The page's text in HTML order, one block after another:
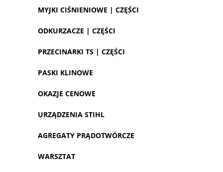
MYJKI CIŚNIENIOWE | CZĘŚCI
ODKURZACZE | CZĘŚCI
PRZECINARKI TS | CZĘŚCI
PASKI KLINOWE
OKAZJE CENOWE
URZĄDZENIA STIHL
AGREGATY PRĄDOTWÓRCZE
WARSZTAT